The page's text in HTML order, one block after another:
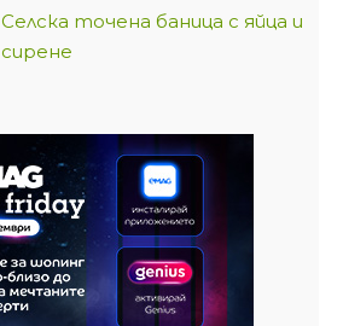
Селска точена баница с яйца и
сирене